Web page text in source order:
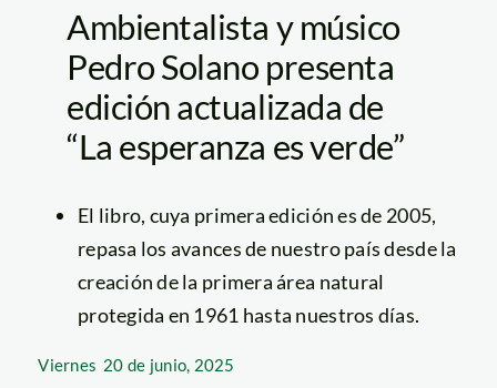
Ambientalista y músico
Pedro Solano presenta
edición actualizada de
“La esperanza es verde”
El libro, cuya primera edición es de 2005,
repasa los avances de nuestro país desde la
creación de la primera área natural
protegida en 1961 hasta nuestros días.
Viernes 20 de junio, 2025